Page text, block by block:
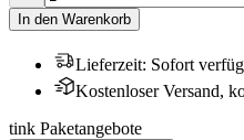
In den Warenkorb
Lieferzeit: Sofort
Kostenloser Versand,
tink Paketangebote